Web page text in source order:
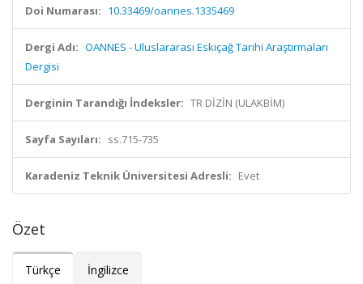
Doi Numarası: 10.33469/oannes.1335469
Dergi Adı: OANNES - Uluslararası Eskiçağ Tarihi Araştırmaları
Dergisi
Derginin Tarandığı İndeksler: TR DİZİN (ULAKBİM)
Sayfa Sayıları: ss.715-735
Karadeniz Teknik Üniversitesi Adresli: Evet
Özet
Türkçe İngilizce